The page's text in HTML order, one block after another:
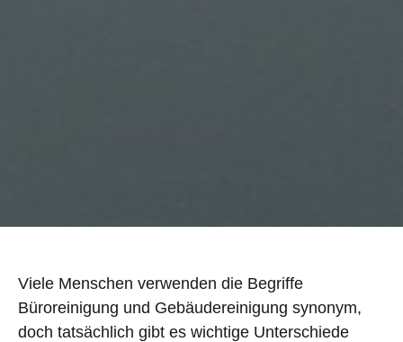
Viele Menschen verwenden die Begriffe
Büroreinigung und Gebäudereinigung synonym,
doch tatsächlich gibt es wichtige Unterschiede